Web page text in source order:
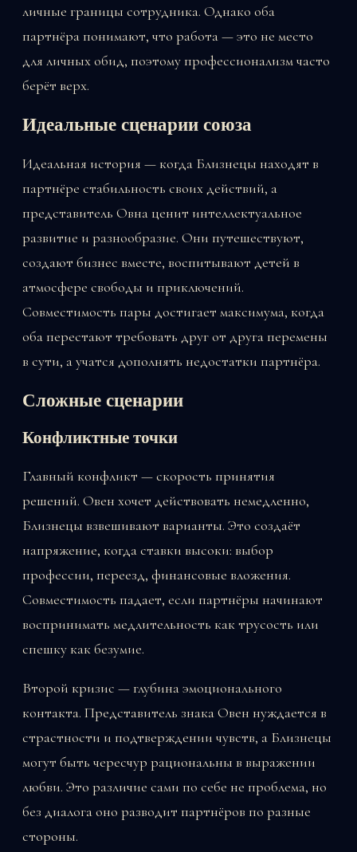
личные границы сотрудника. Однако оба
партнёра понимают, что работа — это не место
для личных обид, поэтому профессионализм часто
берёт верх.
Идеальные сценарии союза
Идеальная история — когда Близнецы находят в
партнёре стабильность своих действий, а
представитель Овна ценит интеллектуальное
развитие и разнообразие. Они путешествуют,
создают бизнес вместе, воспитывают детей в
атмосфере свободы и приключений.
Совместимость пары достигает максимума, когда
оба перестают требовать друг от друга перемены
в сути, а учатся дополнять недостатки партнёра.
Сложные сценарии
Конфликтные точки
Главный конфликт — скорость принятия
решений. Овен хочет действовать немедленно,
Близнецы взвешивают варианты. Это создаёт
напряжение, когда ставки высоки: выбор
профессии, переезд, финансовые вложения.
Совместимость падает, если партнёры начинают
воспринимать медлительность как трусость или
спешку как безумие.
Второй кризис — глубина эмоционального
контакта. Представитель знака Овен нуждается в
страстности и подтверждении чувств, а Близнецы
могут быть чересчур рациональны в выражении
любви. Это различие сами по себе не проблема, но
без диалога оно разводит партнёров по разные
стороны.